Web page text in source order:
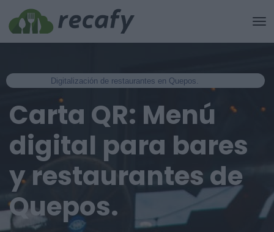
Digitalización de restaurantes en Quepos.
Carta QR: Menú
digital para bares
y restaurantes de
Quepos.